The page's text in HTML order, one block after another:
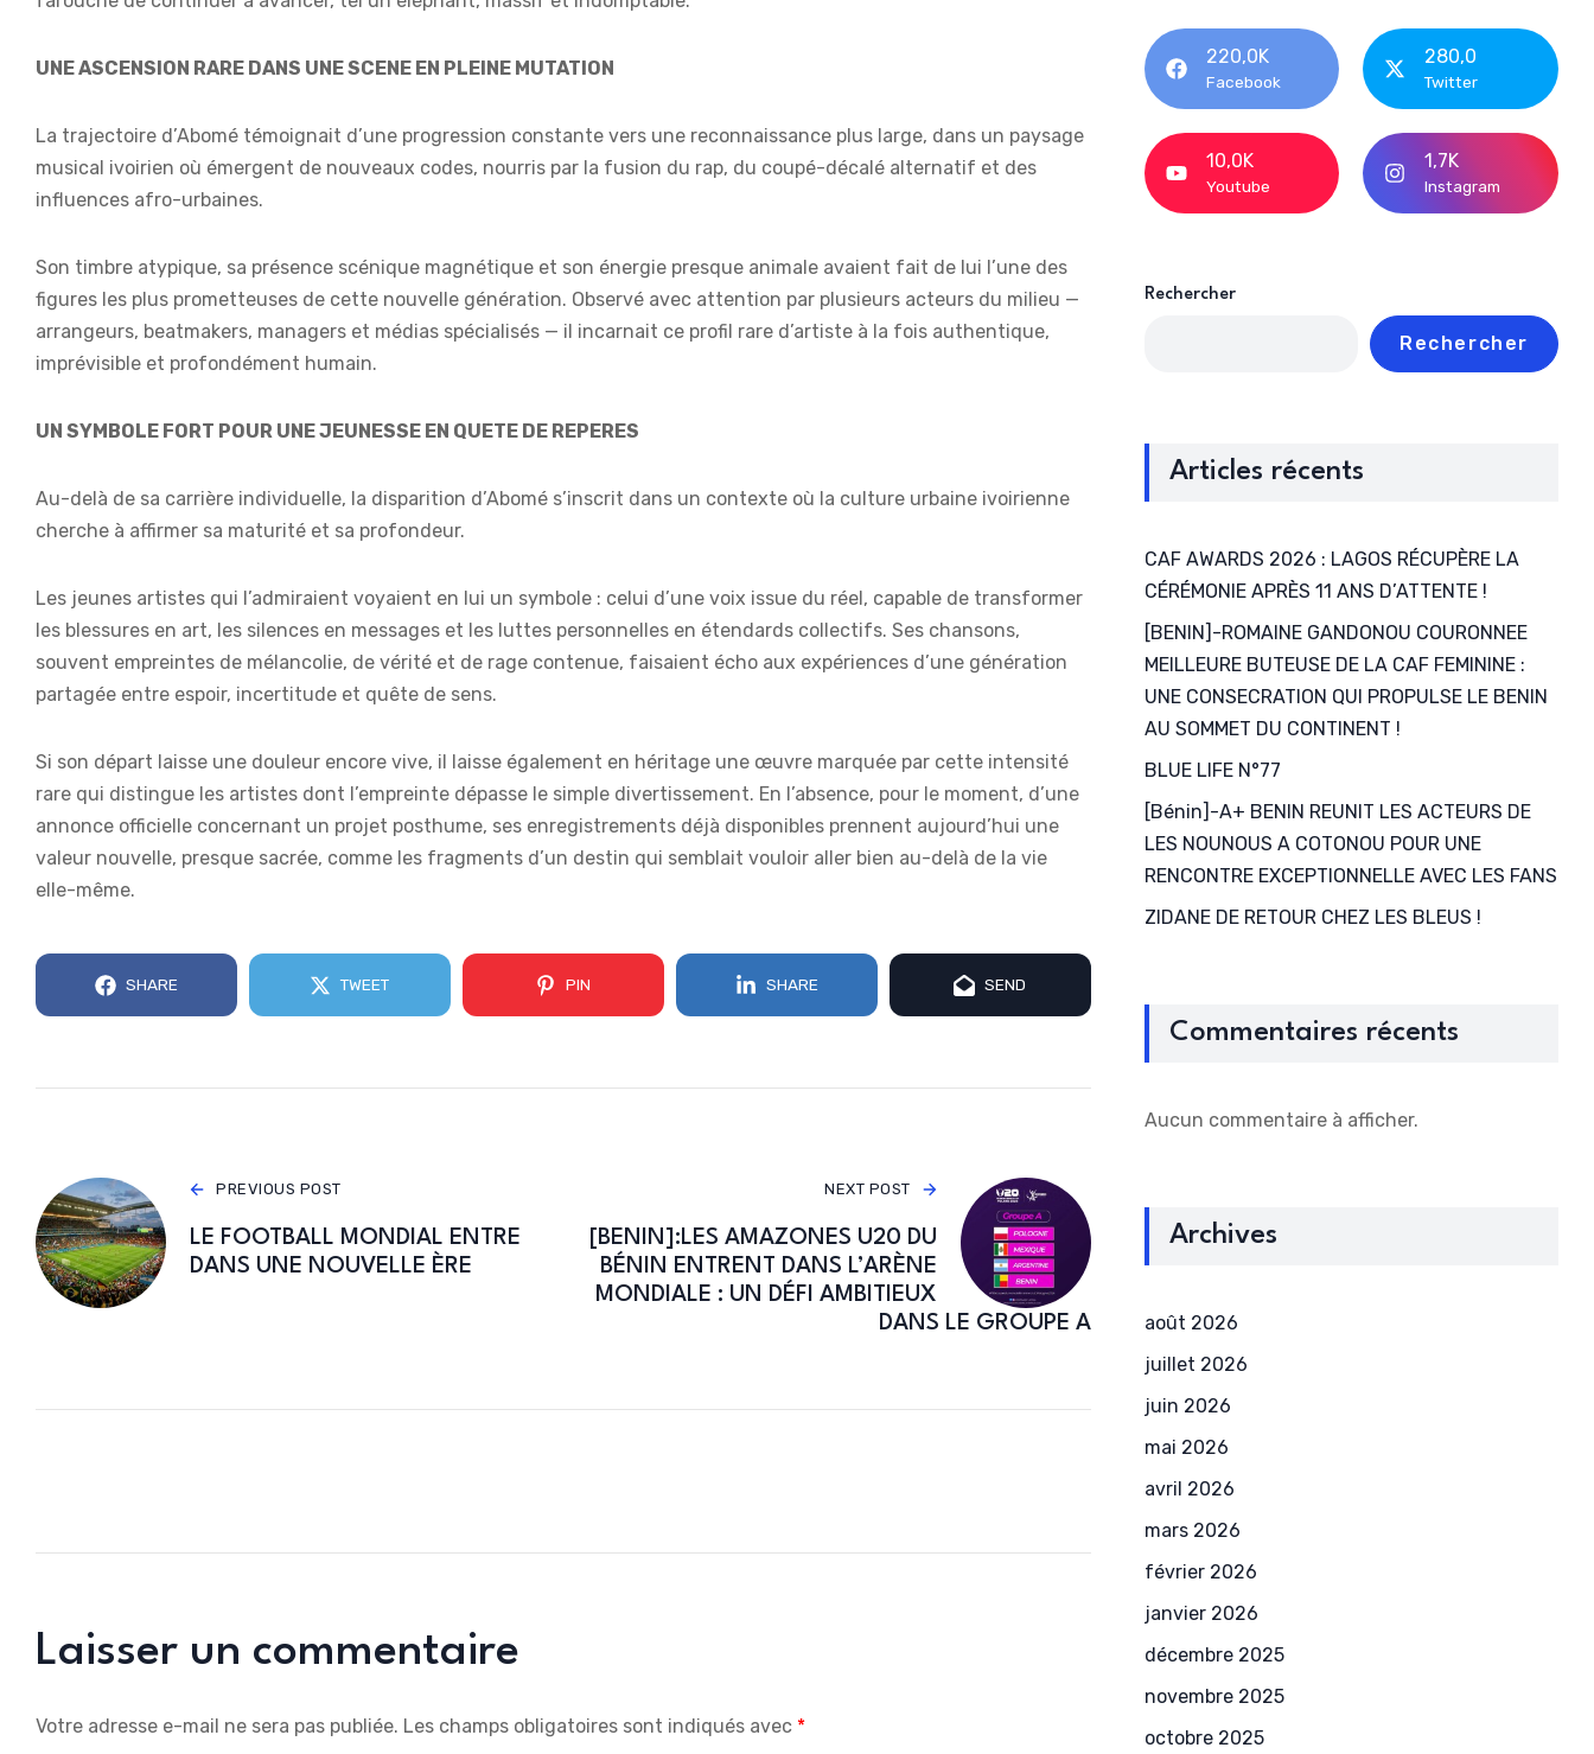
UNE ASCENSION RARE DANS UNE SCENE EN PLEINE MUTATION
La trajectoire d’Abomé témoignait d’une progression constante vers une reconnaissance plus large, dans un paysage
musical ivoirien où émergent de nouveaux codes, nourris par la fusion du rap, du coupé-décalé alternatif et des
influences afro-urbaines.
Son timbre atypique, sa présence scénique magnétique et son énergie presque animale avaient fait de lui l’une des
figures les plus prometteuses de cette nouvelle génération. Observé avec attention par plusieurs acteurs du milieu —
arrangeurs, beatmakers, managers et médias spécialisés — il incarnait ce profil rare d’artiste à la fois authentique,
imprévisible et profondément humain.
UN SYMBOLE FORT POUR UNE JEUNESSE EN QUETE DE REPERES
Au-delà de sa carrière individuelle, la disparition d’Abomé s’inscrit dans un contexte où la culture urbaine ivoirienne
cherche à affirmer sa maturité et sa profondeur.
Les jeunes artistes qui l’admiraient voyaient en lui un symbole : celui d’une voix issue du réel, capable de transformer
les blessures en art, les silences en messages et les luttes personnelles en étendards collectifs. Ses chansons,
souvent empreintes de mélancolie, de vérité et de rage contenue, faisaient écho aux expériences d’une génération
partagée entre espoir, incertitude et quête de sens.
Si son départ laisse une douleur encore vive, il laisse également en héritage une œuvre marquée par cette intensité
rare qui distingue les artistes dont l’empreinte dépasse le simple divertissement. En l’absence, pour le moment, d’une
annonce officielle concernant un projet posthume, ses enregistrements déjà disponibles prennent aujourd’hui une
valeur nouvelle, presque sacrée, comme les fragments d’un destin qui semblait vouloir aller bien au-delà de la vie
elle-même.
SHARE TWEET PIN SHARE SEND
PREVIOUS POST
LE FOOTBALL MONDIAL ENTRE
DANS UNE NOUVELLE ÈRE
NEXT POST
[BENIN]:LES AMAZONES U20 DU
BÉNIN ENTRENT DANS L’ARÈNE
MONDIALE : UN DÉFI AMBITIEUX
DANS LE GROUPE A
Laisser un commentaire
Votre adresse e-mail ne sera pas publiée. Les champs obligatoires sont indiqués avec *
220,0K
Facebook
280,0
Twitter
10,0K
Youtube
1,7K
Instagram
Rechercher
Rechercher
Articles récents
CAF AWARDS 2026 : LAGOS RÉCUPÈRE LA
CÉRÉMONIE APRÈS 11 ANS D’ATTENTE !
[BENIN]-ROMAINE GANDONOU COURONNEE
MEILLEURE BUTEUSE DE LA CAF FEMININE :
UNE CONSECRATION QUI PROPULSE LE BENIN
AU SOMMET DU CONTINENT !
BLUE LIFE N°77
[Bénin]-A+ BENIN REUNIT LES ACTEURS DE
LES NOUNOUS A COTONOU POUR UNE
RENCONTRE EXCEPTIONNELLE AVEC LES FANS
ZIDANE DE RETOUR CHEZ LES BLEUS !
Commentaires récents
Aucun commentaire à afficher.
Archives
août 2026
juillet 2026
juin 2026
mai 2026
avril 2026
mars 2026
février 2026
janvier 2026
décembre 2025
novembre 2025
octobre 2025